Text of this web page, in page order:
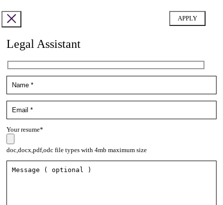
Legal Assistant
Your resume*
doc,docx,pdf,odc file types with 4mb maximum size